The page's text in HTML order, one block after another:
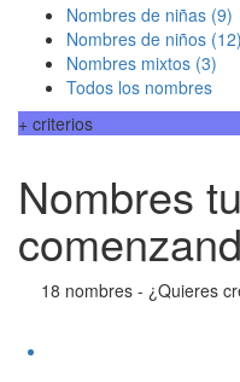
Nombres de niñas (9)
Nombres de niños (12)
Nombres mixtos (3)
Todos los nombres
+ criterios
Nombres
18 nombres - ¿Quieres